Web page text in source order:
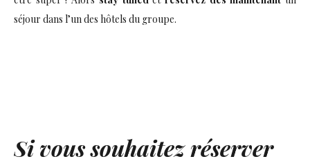
séjour dans l’un des hôtels du groupe.
Si vous souhaitez réserver